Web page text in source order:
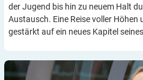
der Jugend bis hin zu neuem Halt
Austausch. Eine Reise voller
gestärkt auf ein neues Kapitel
Caroline Spindler im Interview:
Typ-2-